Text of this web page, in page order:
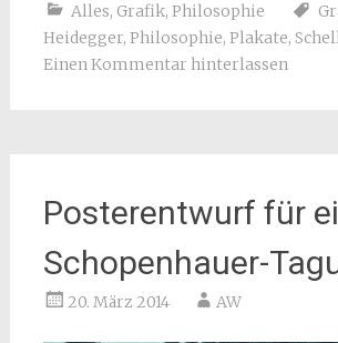
Alles, Grafik, Philosophie
Heidegger, Philosophie, Plakate,
Einen Kommentar hinterlassen
Posterentwurf für
Schopenhauer-
20. März 2014 AW